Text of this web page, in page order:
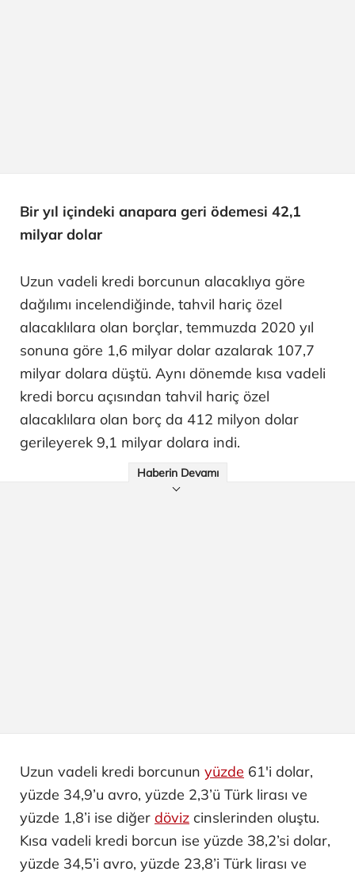
Bir yıl içindeki anapara geri ödemesi 42,1
milyar dolar
Uzun vadeli kredi borcunun alacaklıya göre
dağılımı incelendiğinde, tahvil hariç özel
alacaklılara olan borçlar, temmuzda 2020 yıl
sonuna göre 1,6 milyar dolar azalarak 107,7
milyar dolara düştü. Aynı dönemde kısa vadeli
kredi borcu açısından tahvil hariç özel
alacaklılara olan borç da 412 milyon dolar
gerileyerek 9,1 milyar dolara indi.
Haberin Devamı
Uzun vadeli kredi borcunun yüzde 61'i dolar,
yüzde 34,9’u avro, yüzde 2,3’ü Türk lirası ve
yüzde 1,8’i ise diğer döviz cinslerinden oluştu.
Kısa vadeli kredi borcun ise yüzde 38,2’si dolar,
yüzde 34,5’i avro, yüzde 23,8’i Türk lirası ve